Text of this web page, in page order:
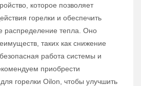
которое позволяет
горелки и обеспечить
распределение тепла. Оно
таких как снижение
работа системы и
приобрести
горелки Oilon, чтобы улучшить